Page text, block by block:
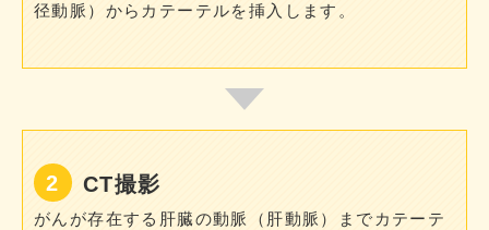
径動脈）からカテーテルを挿入します。
CT撮影
がんが存在する肝臓の動脈（肝動脈）までカテーテ